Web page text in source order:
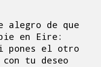
alegro de que
en Eire:
pones el otro
tu deseo